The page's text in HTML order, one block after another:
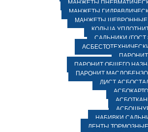
МАНЖЕТЫ
МАНЖЕТЫ
МАНЖЕТЫ ШЕВРОННЫЕ
КОЛЬЦА
САЛЬНИКИ (ГОСТ
ПАРОНИТ
ПАРОНИТ ОБЩЕГО
ПАРОНИТ
ЛИСТ
НАБИВКИ
ЛЕНТЫ